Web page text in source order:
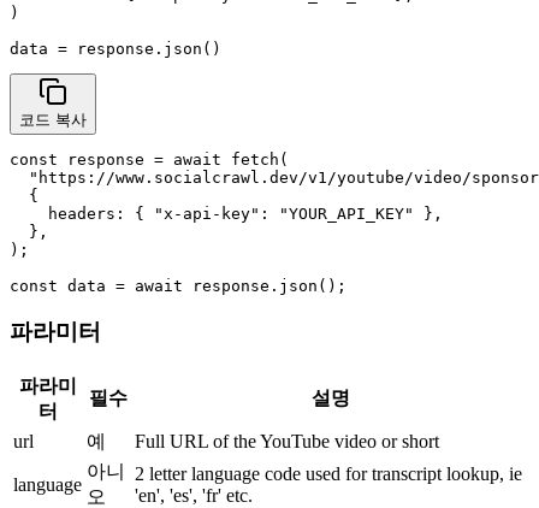
)
data = response.json()
코드 복사
const response = await fetch(
"https://www.socialcrawl.dev/v1/youtube/video/
  {
    headers: { "x-api-key": "YOUR_API_KEY" },
  },
);
const data = await response.json();
파라미터
파라미
터
필수 설명
url 예 Full URL of the YouTube video or short
language
아니
오
2 letter language code used for transcript lookup, ie
'en', 'es', 'fr' etc.